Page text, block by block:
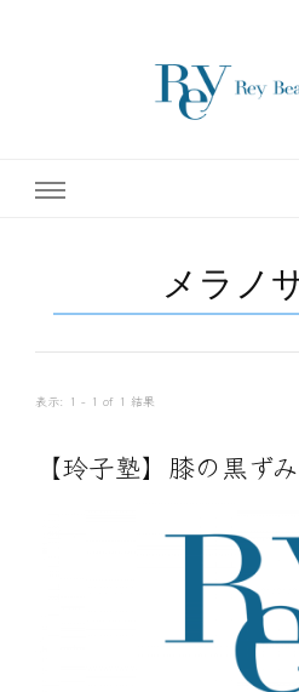
エ
テ開設45年の実績を誇る本格エステだか
メラノ
表示: 1 - 1 of 1 結果
【玲子塾】膝の黒ず